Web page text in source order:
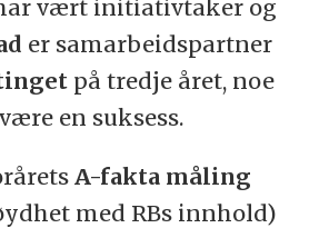
vært initiativtaker og
er samarbeidspartner
på tredje året, noe
en suksess.
A-fakta måling
med RBs innhold)